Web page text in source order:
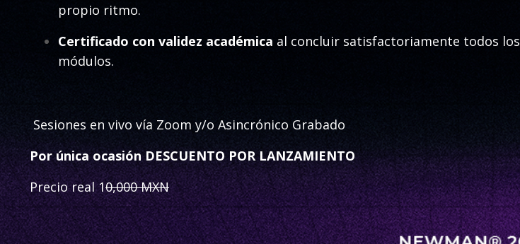
propio ritmo.
Certificado con validez académica al concluir satisfactoriamente todos los
módulos.
Sesiones en vivo vía Zoom y/o Asincrónico Grabado
Por única ocasión DESCUENTO POR LANZAMIENTO
Precio real 10,000 MXN